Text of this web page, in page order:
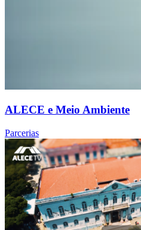
ALECE e Meio Ambiente
Parcerias